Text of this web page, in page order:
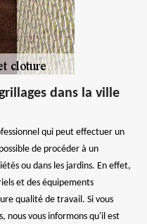
dans la ville
qui peut effectuer un
de procéder à un
ou dans les jardins. En effet,
et des équipements
qualité de travail. Si vous
nous vous informons qu'il est